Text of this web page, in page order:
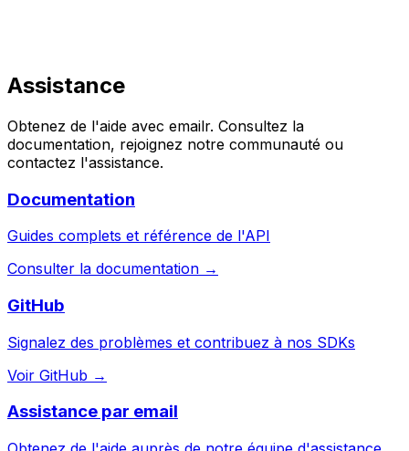
Assistance
Obtenez de l'aide avec emailr. Consultez la
documentation, rejoignez notre communauté ou
contactez l'assistance.
Documentation
Guides complets et référence de l'API
Consulter la documentation →
GitHub
Signalez des problèmes et contribuez à nos SDKs
Voir GitHub →
Assistance par email